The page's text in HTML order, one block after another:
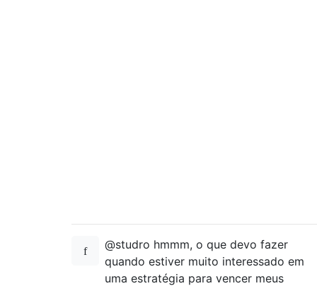
@studro hmmm, o que devo fazer
quando estiver muito interessado em
uma estratégia para vencer meus